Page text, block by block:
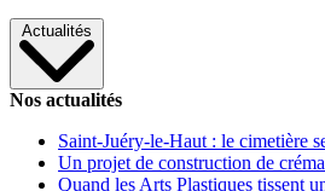
Actualités
Nos actualités
Saint-Juéry-le-Haut : le cimetière
Un projet de construction de
Quand les Arts Plastiques tissent